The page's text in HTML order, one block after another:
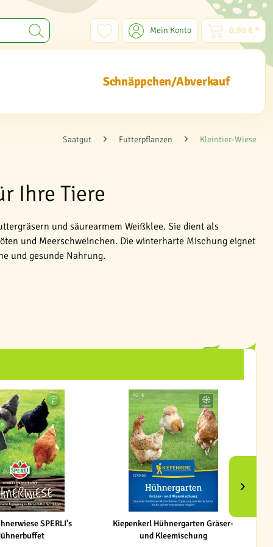
Mein Konto 0,00 € *
Schnäppchen/Abverkauf
Saatgut Futterpflanzen Kleintier-Wiese
Ihre Tiere
und säurearmem Weißklee. Sie dient als
und Meerschweinchen. Die winterharte Mischung eignet
und gesunde Nahrung.
SPERLI's
Kiepenkerl Hühnergarten Gräser-
und Kleemischung